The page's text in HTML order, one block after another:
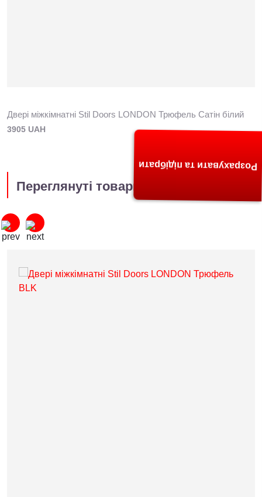
Двері міжкімнатні Stil Doors LONDON Трюфель Сатін білий
3905 UAH
Переглянуті товари
Розрахувати та підібрати